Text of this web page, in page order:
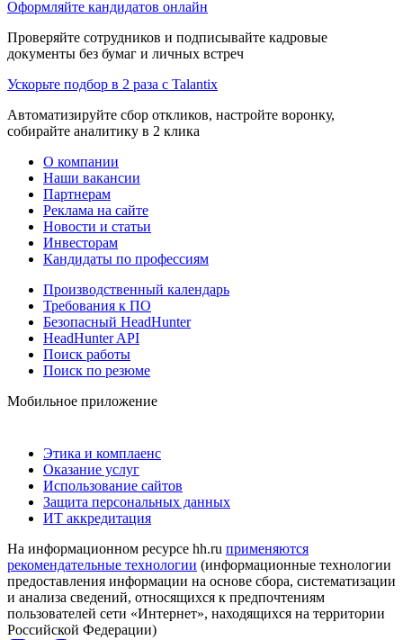
Оформляйте кандидатов онлайн
Проверяйте сотрудников и подписывайте кадровые
документы без бумаг и личных встреч
Ускорьте подбор в 2 раза с Talantix
Автоматизируйте сбор откликов, настройте воронку,
собирайте аналитику в 2 клика
О компании
Наши вакансии
Партнерам
Реклама на сайте
Новости и статьи
Инвесторам
Кандидаты по профессиям
Производственный календарь
Требования к ПО
Безопасный HeadHunter
HeadHunter API
Поиск работы
Поиск по резюме
Мобильное приложение
Этика и комплаенс
Оказание услуг
Использование сайтов
Защита персональных данных
ИТ аккредитация
На информационном ресурсе hh.ru применяются
рекомендательные технологии (информационные технологии
предоставления информации на основе сбора, систематизации
и анализа сведений, относящихся к предпочтениям
пользователей сети «Интернет», находящихся на территории
Российской Федерации)